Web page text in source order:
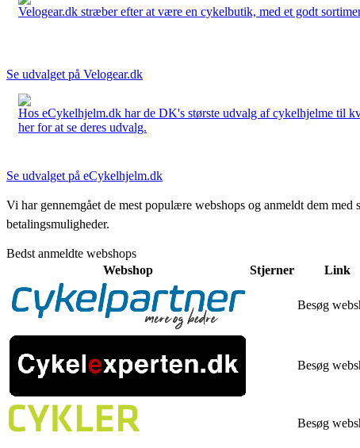
Velogear.dk stræber efter at være en cykelbutik, med et godt
Se udvalget på Velogear.dk
Hos eCykelhjelm.dk har de DK's største udvalg af cykelhjelme til
her for at se deres udvalg.
Se udvalget på eCykelhjelm.dk
Vi har gennemgået de mest populære webshops og anmeldt dem
betalingsmuligheder.
Bedst anmeldte webshops
Webshop
Stjerner Link
Besøg
Besøg
Besøg